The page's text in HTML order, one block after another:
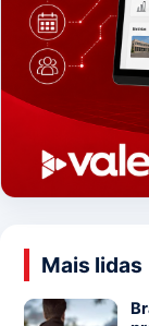
Mais lidas